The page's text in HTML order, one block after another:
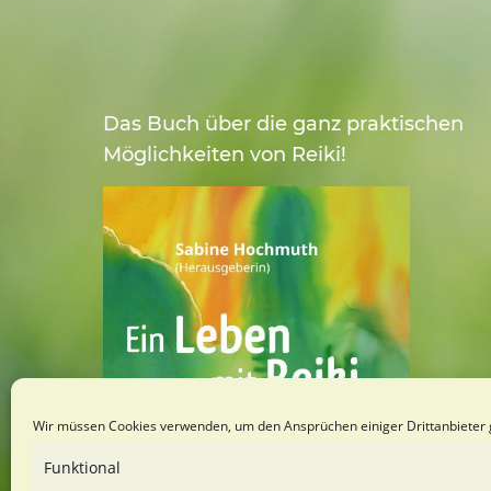
Wir müssen Cookies verwenden, um den Ansprüchen einiger Drittanbieter
Funktional
Das Buch über die ganz praktischen
Möglichkeiten von Reiki!